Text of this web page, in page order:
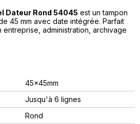
Dateur Rond 54045 est un tampon
45 mm avec date intégrée. Parfait
administration, archivage
45x45mm
Jusqu'à 6 lignes
Rond